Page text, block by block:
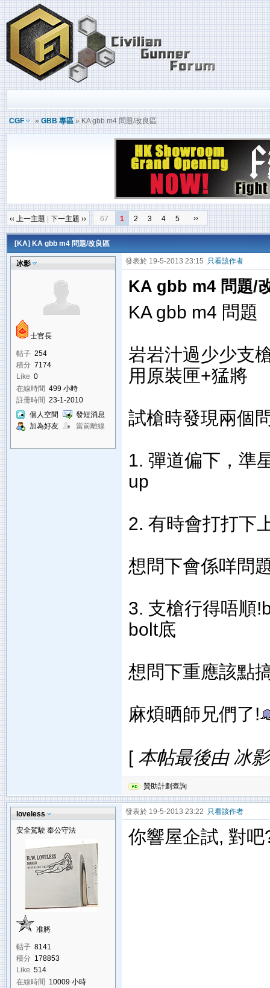
CGF »GBB 專區» KA gbb m4 問題/改良區
‹‹ 上一主題 下一主題 ›› 67 1 2 3 4 5 ››
[KA] KA gbb m4 問題/改良區
冰影
士官長
帖子 254
積分 7174
Like 0
在線時間 499 小時
註冊時間 23-1-2010
個人空間
發短消息
加為好友
當前離線
發表於 19-5-2013 23:15 只看該作者
KA gbb m4 問題/
KA gbb m4 問題
岩岩汁過少少支
用原裝匣+猛將
試槍時發現兩個
1. 彈道偏下，準
up
2. 有時會打打下
想問下會係咩問
3. 支槍行得唔順
bolt底
想問下重應該點
麻煩晒師兄們了!
[本帖最後由 冰
贊助計劃查詢
loveless
安全駕駛 奉公守法
准將
帖子 8141
積分 178853
Like 514
在線時間 10009 小時
發表於 19-5-2013 23:22 只看該作者
你響屋企試, 對吧